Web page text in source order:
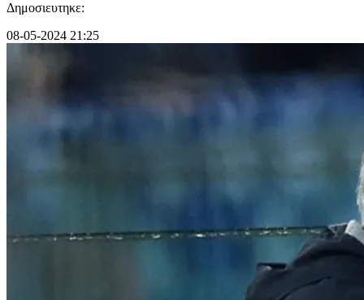
Δημοσιευτηκε:
08-05-2024 21:25